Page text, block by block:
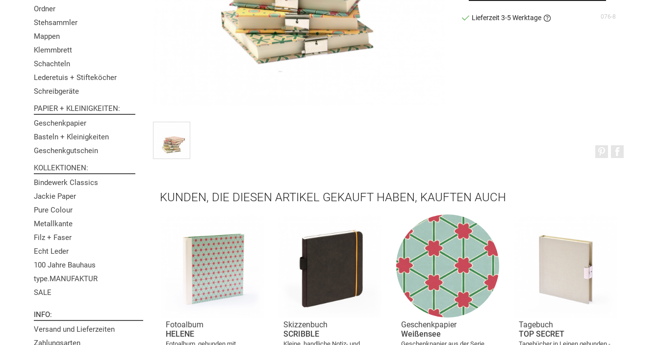
Lieferzeit 3-5 Werktage 076-8
KUNDEN, DIE DIESEN ARTIKEL GEKAUFT HABEN, KAUFTEN AUCH
Fotoalbum
HELENE
Skizzenbuch
SCRIBBLE
Geschenkpapier
Weißensee
Tagebuch
TOP SECRET
Ordner
Stehsammler
Mappen
Klemmbrett
Schachteln
Lederetuis + Stifteköcher
Schreibgeräte
PAPIER + KLEINIGKEITEN
Geschenkpapier
Basteln + Kleinigkeiten
Geschenkgutschein
KOLLEKTIONEN
Bindewerk Classics
Jackie Paper
Pure Colour
Metallkante
Filz + Faser
Echt Leder
100 Jahre Bauhaus
type.MANUFAKTUR
SALE
INFO
Versand und Lieferzeiten
Zahlungsarten